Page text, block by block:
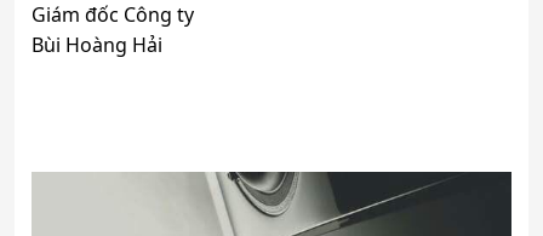
Giám đốc Công ty
Bùi Hoàng Hải